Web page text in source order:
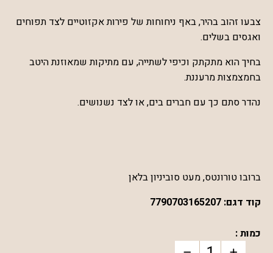
צבעו זהוב בהיר, באף ניחוחות של פירות אקזוטיים לצד תפוחים
ואגסים בשלים.
בחיך הוא מתקתק וכיפי לשתייה, עם מתיקות שמאוזנת היטב
בחמצמצות מרעננת.
נהדר סתם כך עם חברים בים, או לצד נשנושים.
ברובו טורונטס, מעט סוביניון בלאן
קוד דגם: 7790703165207
כמות :